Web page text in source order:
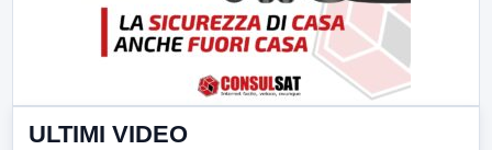
ULTIMI VIDEO